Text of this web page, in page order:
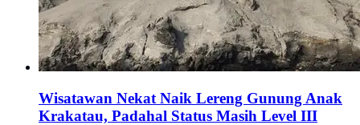
Wisatawan Nekat Naik Lereng Gunung Anak
Krakatau, Padahal Status Masih Level III